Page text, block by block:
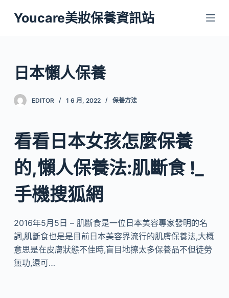
跳
至
內
容
Youcare美妝保養資訊站
日本懶人保養
EDITOR 1 6 月, 2022 保養方法
看看日本女孩怎麼保養
的,懶人保養法:肌斷食 !_
手機搜狐網
2016年5月5日 – 肌斷食是一位日本美容專家發明的名
詞,肌斷食也是是目前日本美容界流行的肌膚保養法,大概
意思是在皮膚狀態不佳時,盲目地擦太多保養品不但徒勞
無功,還可…